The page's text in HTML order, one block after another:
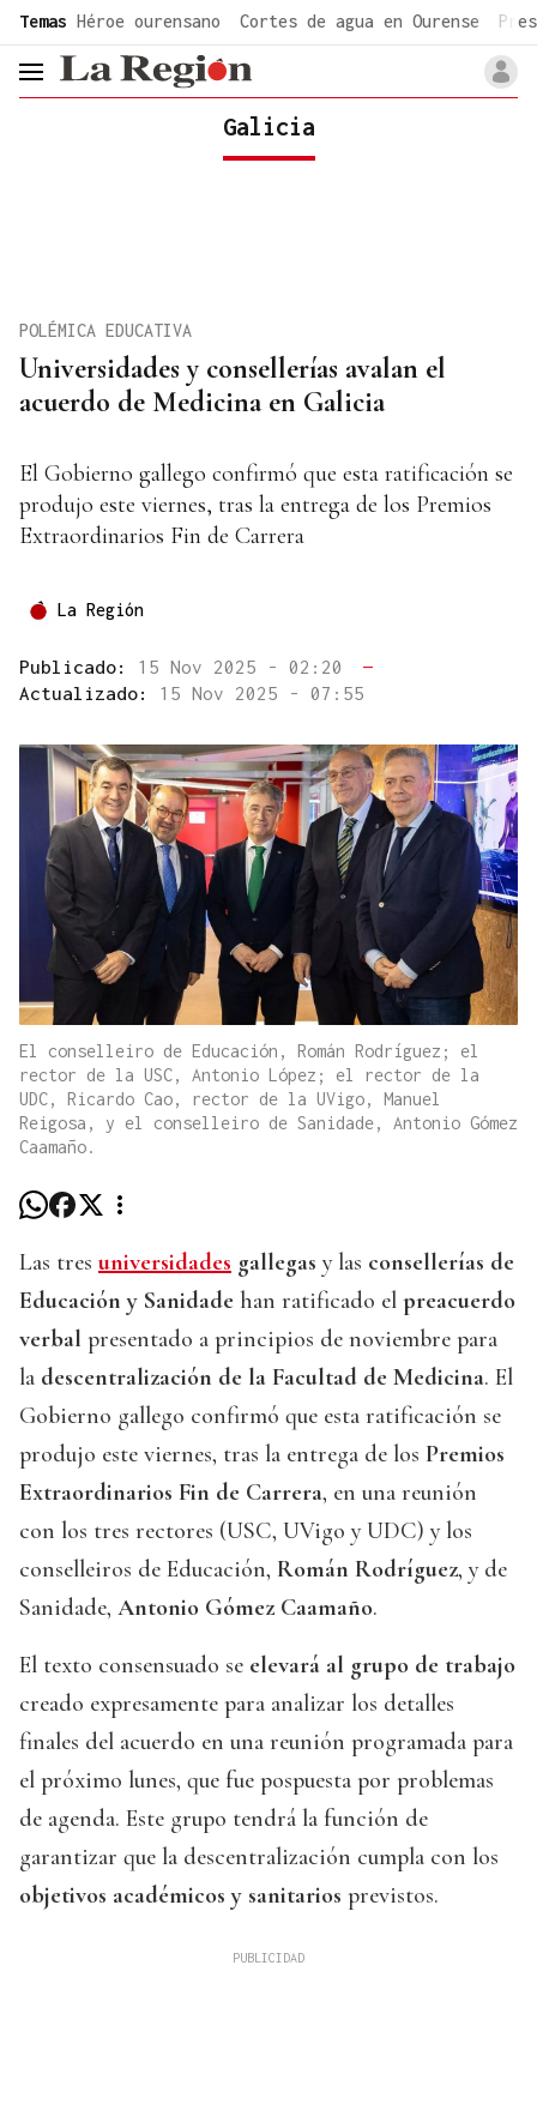
common.go-to-content
Temas Héroe ourensano Cortes de agua en Ourense
header.menu.open
Galicia
Universidades y consellerías avalan el
acuerdo de Medicina en Galicia
POLÉMICA EDUCATIVA
El Gobierno gallego confirmó que esta ratificación se
produjo este viernes, tras la entrega de los Premios
Extraordinarios Fin de Carrera
La Región
Publicado: 15 Nov 2025 - 02:20
—
Actualizado: 15 Nov 2025 - 07:55
El conselleiro de Educación, Román Rodríguez; el
rector de la USC, Antonio López; el rector de la
UDC, Ricardo Cao, rector de la UVigo, Manuel
Reigosa, y el conselleiro de Sanidade, Antonio Gómez
Caamaño.
Las tres universidades gallegas y las consellerías de
Educación y Sanidade han ratificado el preacuerdo
verbal presentado a principios de noviembre para
la descentralización de la Facultad de Medicina. El
Gobierno gallego confirmó que esta ratificación se
produjo este viernes, tras la entrega de los Premios
Extraordinarios Fin de Carrera, en una reunión
con los tres rectores (USC, UVigo y UDC) y los
conselleiros de Educación, Román Rodríguez, y de
Sanidade, Antonio Gómez Caamaño.
El texto consensuado se elevará al grupo de trabajo
creado expresamente para analizar los detalles
finales del acuerdo en una reunión programada para
el próximo lunes, que fue pospuesta por problemas
de agenda. Este grupo tendrá la función de
garantizar que la descentralización cumpla con los
objetivos académicos y sanitarios previstos.